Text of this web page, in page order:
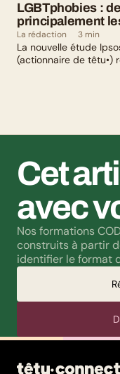
LGBTphobies :
principalement
La rédaction 3 min
La nouvelle étude
(actionnaire de têtu•)
Cet
avec
Nos formations
construits à partir
identifier le format